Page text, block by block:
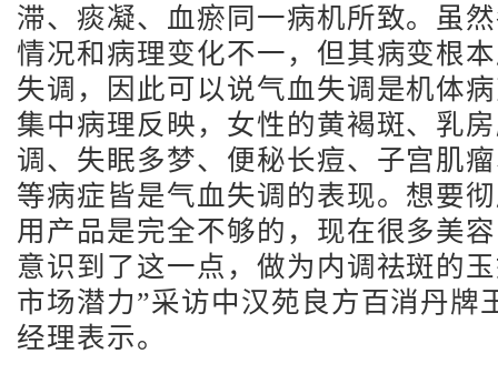
滞、痰凝、血瘀同一病机所致。虽
情况和病理变化不一，但其病变根
失调，因此可以说气血失调是机体
集中病理反映，女性的黄褐斑、乳
调、失眠多梦、便秘长痘、子宫肌
等病症皆是气血失调的表现。想要
用产品是完全不够的，现在很多美
意识到了这一点，做为内调祛斑的
市场潜力”采访中汉苑良方百消丹牌
经理表示。